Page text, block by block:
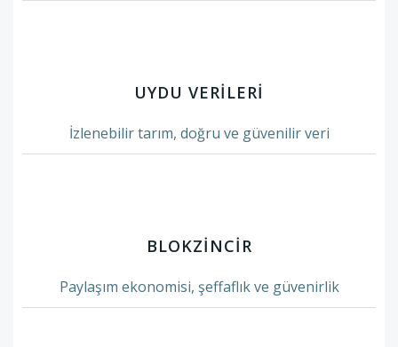
UYDU VERİLERİ
İzlenebilir tarım, doğru ve güvenilir veri
BLOKZINCIR
Paylaşım ekonomisi, şeffaflık ve güvenirlik